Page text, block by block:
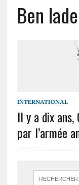
Ben
INTERNATIONAL
Il y a dix ans,
par l’armée